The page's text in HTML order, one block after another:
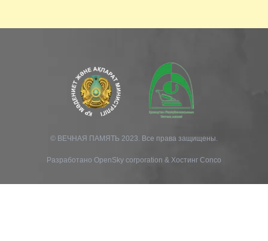
© ВЕЧНАЯ ПАМЯТЬ 2023. Все права защищены.
Разработано OpenSky corporation & Хостинг Conco